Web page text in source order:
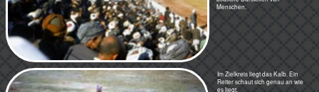
Mitte Oktober, wenn der König
Mohammad Zahir Shah
Geburtstag hatte, fanden die
Reiterspiele statt. Das Endspiel
begann, wenn Seine Majestät in
der Loge saß.
Wochen vorher waren die
Mannschaften im Norden und in
der Mitte des Landes mit ihren
Pferden aufgebrochen. Manche,
die aus den Seitentälern des
Hindukusches, ritten nach
Kabul, einige kamen per Lorry
über den Salangpaß.